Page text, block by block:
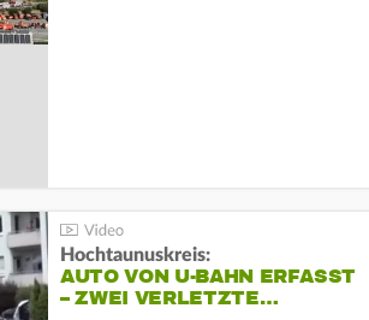
Hochtaunuskreis:
AUTO VON U-BAHN ERFASST
– ZWEI VERLETZTE…